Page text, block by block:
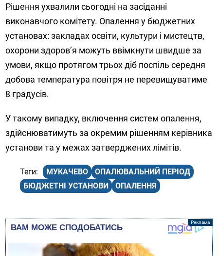
Рішення ухвалили сьогодні на засіданні
виконавчого комітету. Опалення у бюджетних
установах: закладах освіти, культури і мистецтв,
охорони здоров’я можуть ввімкнути швидше за
умови, якщо протягом трьох діб поспіль середня
добова температура повітря не перевищуватиме
8 градусів.
У такому випадку, включення систем опалення,
здійснюватимуть за окремим рішенням керівника
установи та у межах затверджених лімітів.
МУКАЧЕВО
ОПАЛЮВАЛЬНИЙ ПЕРІОД
БЮДЖЕТНІ УСТАНОВИ
ОПАЛЕННЯ